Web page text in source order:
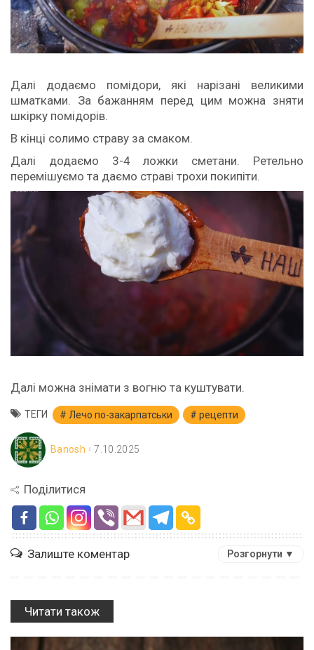
Далі додаємо помідори, які нарізані великими
шматками. За бажанням перед цим можна зняти
шкірку помідорів.
В кінці солимо страву за смаком.
Далі додаємо 3-4 ложки сметани. Ретельно
перемішуємо та даємо страві трохи покипіти.
Далі можна знімати з вогню та куштувати.
ТЕГИ Лечо по-закарпатськи рецепти
Banosh 7.10.2025
Поділитися
Залиште коментар Розгорнути ▼
Читати також